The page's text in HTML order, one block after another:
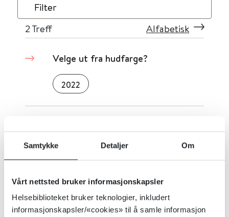
Samtykke Detaljer Om
Vårt nettsted bruker informasjonskapsler
Helsebiblioteket bruker teknologier, inkludert
informasjonskapsler/«cookies» til å samle informasjon
Filter
2 Treff Alfabetisk
Velge ut fra hudfarge?
2022